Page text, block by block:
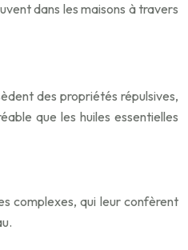
dans les maisons à travers
des propriétés répulsives,
que les huiles essentielles
complexes, qui leur confèrent